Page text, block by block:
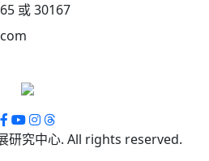
或 30167
研究中心. All rights reserved.